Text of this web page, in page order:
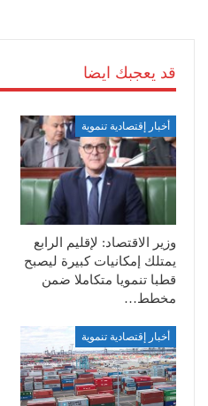
قد يعجبك ايضا
أخبار إقتصادية تنموية
وزير الاقتصاد: لإقليم الرابع
يمتلك إمكانيات كبيرة ليصبح
قطبا تنمويا متكاملا ضمن
مخطط…
أخبار إقتصادية تنموية